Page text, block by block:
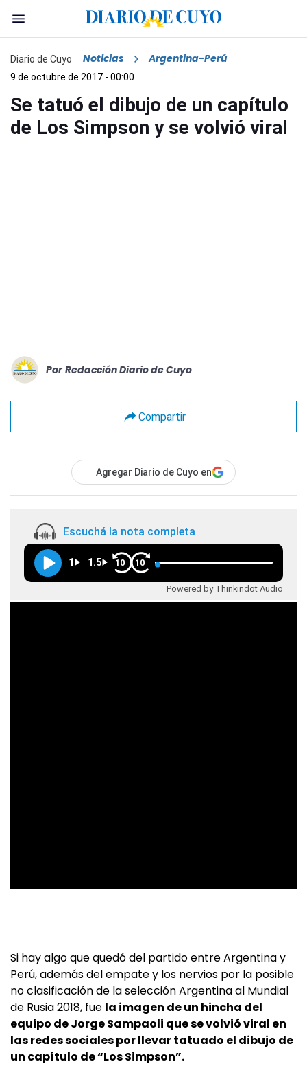
Diario de Cuyo Noticias Argentina-Perú
9 de octubre de 2017 - 00:00
Se tatuó el dibujo de un capítulo
de Los Simpson y se volvió viral
Por Redacción Diario de Cuyo
Compartir
Agregar Diario de Cuyo en
Escuchá la nota completa
1 1.5 10 10
Powered by Thinkindot Audio
Si hay algo que quedó del partido entre Argentina y
Perú, además del empate y los nervios por la posible
no clasificación de la selección Argentina al Mundial
de Rusia 2018, fue la imagen de un hincha del
equipo de Jorge Sampaoli que se volvió viral en
las redes sociales por llevar tatuado el dibujo de
un capítulo de “Los Simpson”.